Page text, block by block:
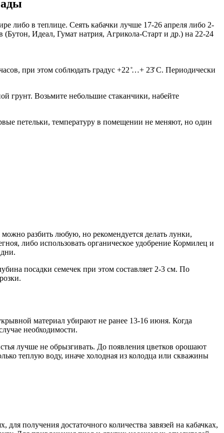
либо в теплице. Сеять кабачки лучше 17-26 апреля либо 2-
Идеал, Гумат натрия, Агрикола-Старт и др.) на 22-24
при этом соблюдать градус +22 ̊…+ 23̊ С. Периодически
грунт. Возьмите небольшие стаканчики, набейте
петельки, температуру в помещении не меняют, но один
можно разбить любую, но рекомендуется делать лунки,
либо использовать органическое удобрение Кормилец и
посадки семечек при этом составляет 2-3 см. По
материал убирают не ранее 13-16 июня. Когда
необходимости.
лучше не обрызгивать. До появления цветков орошают
теплую воду, иначе холодная из колодца или скважины
получения достаточного количества завязей на кабачках,